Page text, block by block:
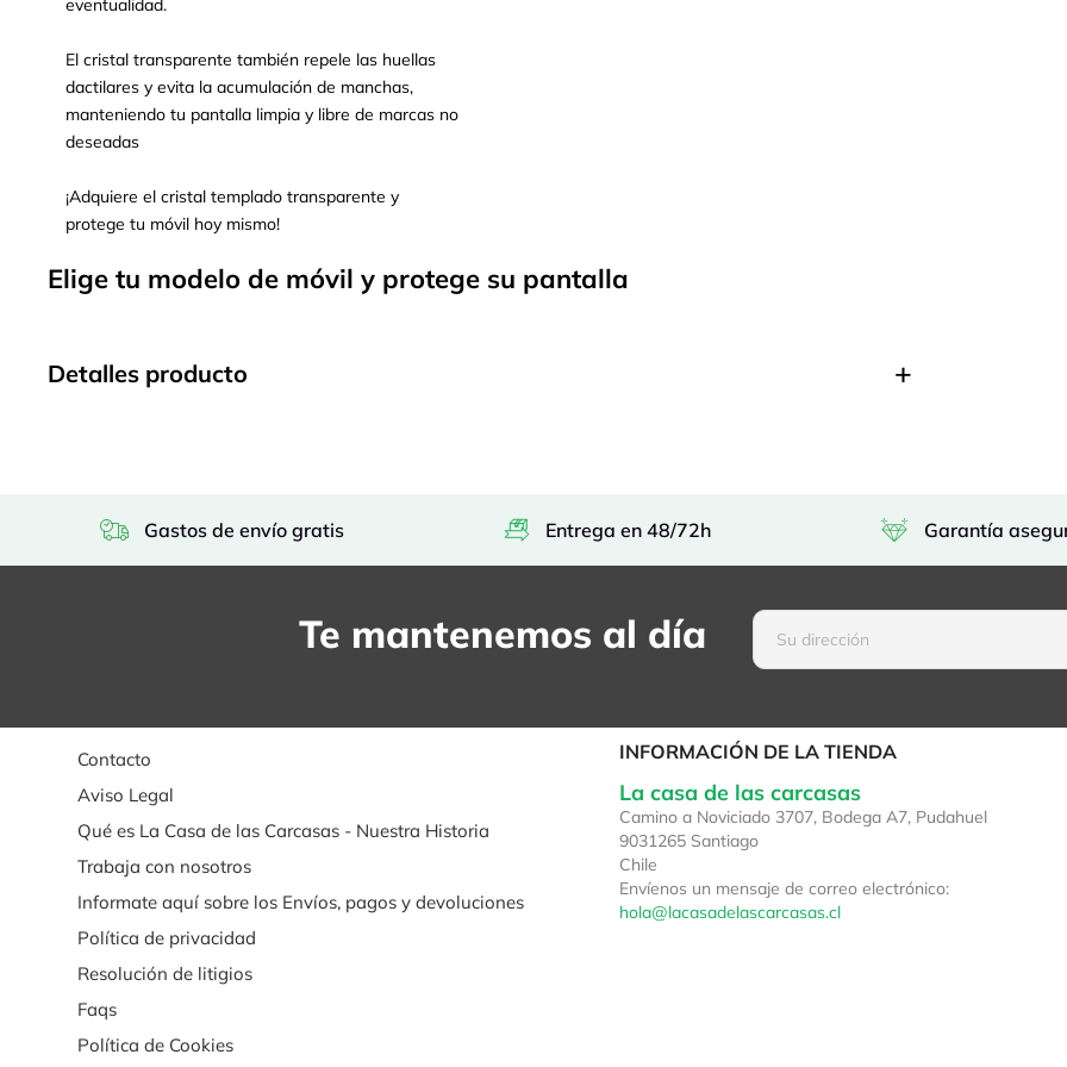
eventualidad.
El cristal transparente también repele las huellas
dactilares y evita la acumulación de manchas,
manteniendo tu pantalla limpia y libre de marcas no
deseadas
¡Adquiere el cristal templado transparente y
protege tu móvil hoy mismo!
Elige tu modelo de móvil y protege su pantalla
Detalles producto
Gastos de envío gratis Entrega en 48/72h Garantía
Te mantenemos al día
Contacto
Aviso Legal
Qué es La Casa de las Carcasas - Nuestra Historia
Trabaja con nosotros
Informate aquí sobre los Envíos, pagos y devoluciones
Política de privacidad
Resolución de litigios
Faqs
Política de Cookies
INFORMACIÓN DE LA TIENDA
La casa de las carcasas
Camino a Noviciado 3707, Bodega A7, Pudahuel
9031265 Santiago
Chile
Envíenos un mensaje de correo electrónico:
hola@lacasadelascarcasas.cl